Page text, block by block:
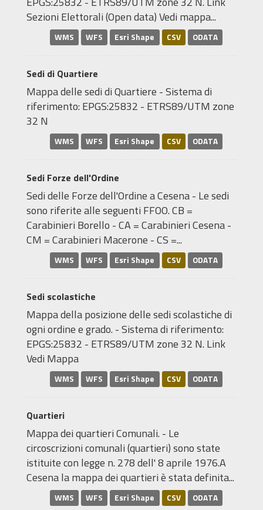
Sezioni Elettorali (Open data) Vedi mappa...
WMS WFS Esri Shape CSV ODATA
Sedi di Quartiere
Mappa delle sedi di Quartiere - Sistema di
riferimento: EPGS:25832 - ETRS89/UTM zone
32 N
WMS WFS Esri Shape CSV ODATA
Sedi Forze dell'Ordine
Sedi delle Forze dell'Ordine a Cesena - Le sedi
sono riferite alle seguenti FFOO. CB =
Carabinieri Borello - CA = Carabinieri Cesena -
CM = Carabinieri Macerone - CS =...
WMS WFS Esri Shape CSV ODATA
Sedi scolastiche
Mappa della posizione delle sedi scolastiche di
ogni ordine e grado. - Sistema di riferimento:
EPGS:25832 - ETRS89/UTM zone 32 N. Link
Vedi Mappa
WMS WFS Esri Shape CSV ODATA
Quartieri
Mappa dei quartieri Comunali. - Le
circoscrizioni comunali (quartieri) sono state
istituite con legge n. 278 dell' 8 aprile 1976.A
Cesena la mappa dei quartieri è stata definita...
WMS WFS Esri Shape CSV ODATA